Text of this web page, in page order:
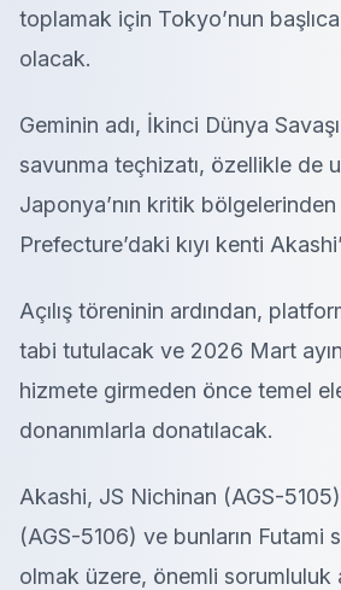
toplamak için Tokyo’nun
olacak.
Geminin adı, İkinci Dünya Savaşı
savunma teçhizatı, özellikle de
Japonya’nın kritik
Prefecture’daki kıyı kenti
Açılış töreninin ardından,
tabi tutulacak ve 2026 Mart
hizmete girmeden önce temel
donanımlarla donatılacak.
Akashi, JS Nichinan (AGS-
(AGS-5106) ve bunların Futami
olmak üzere, önemli sorumluluk